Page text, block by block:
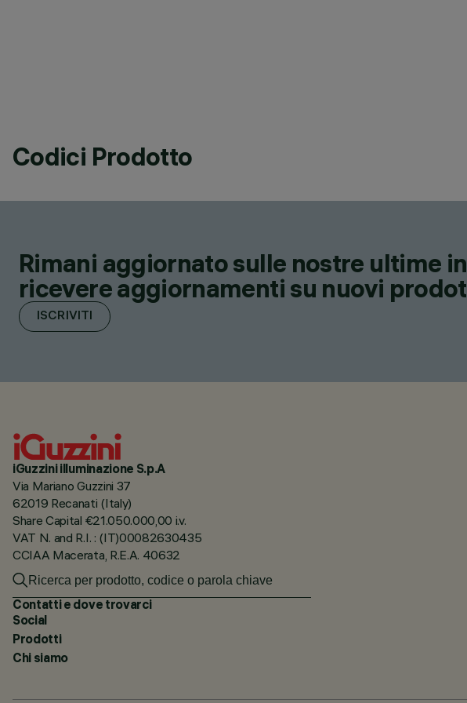
Codici Prodotto
Rimani aggiornato sulle nostre ultime
ricevere aggiornamenti su nuovi
ISCRIVITI
iGuzzini illuminazione S.p.A
Via Mariano Guzzini 37
62019 Recanati (Italy)
Share Capital €21.050.000,00 i.v.
VAT N. and R.I. : (IT)00082630435
CCIAA Macerata, R.E.A. 40632
Contatti e dove trovarci
Social
Prodotti
Chi siamo